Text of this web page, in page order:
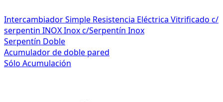
Intercambiador Simple Resistencia Eléctrica Vitrificado c/
serpentin INOXInox c/Serpentín Inox
Serpentín Doble
Acumulador de doble pared
Sólo Acumulación